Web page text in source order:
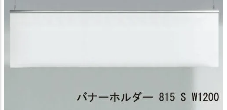
TEL:06-7493-2639 (平日9:00～18:00)